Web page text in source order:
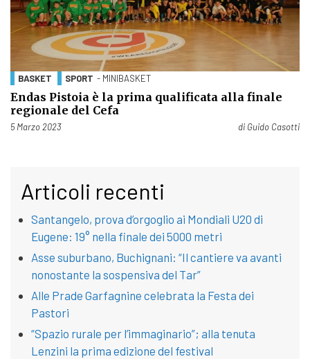
BASKET SPORT - MINIBASKET
Endas Pistoia è la prima qualificata alla finale
regionale del Cefa
Pubblicato il
5 Marzo 2023 di Guido Casotti
Articoli recenti
Santangelo, prova d’orgoglio ai Mondiali U20 di
Eugene: 19° nella finale dei 5000 metri
Asse suburbano, Buchignani: “Il cantiere va avanti
nonostante la sospensiva del Tar”
Alle Prade Garfagnine celebrata la Festa dei
Pastori
“Spazio rurale per l’immaginario”; alla tenuta
Lenzini la prima edizione del festival